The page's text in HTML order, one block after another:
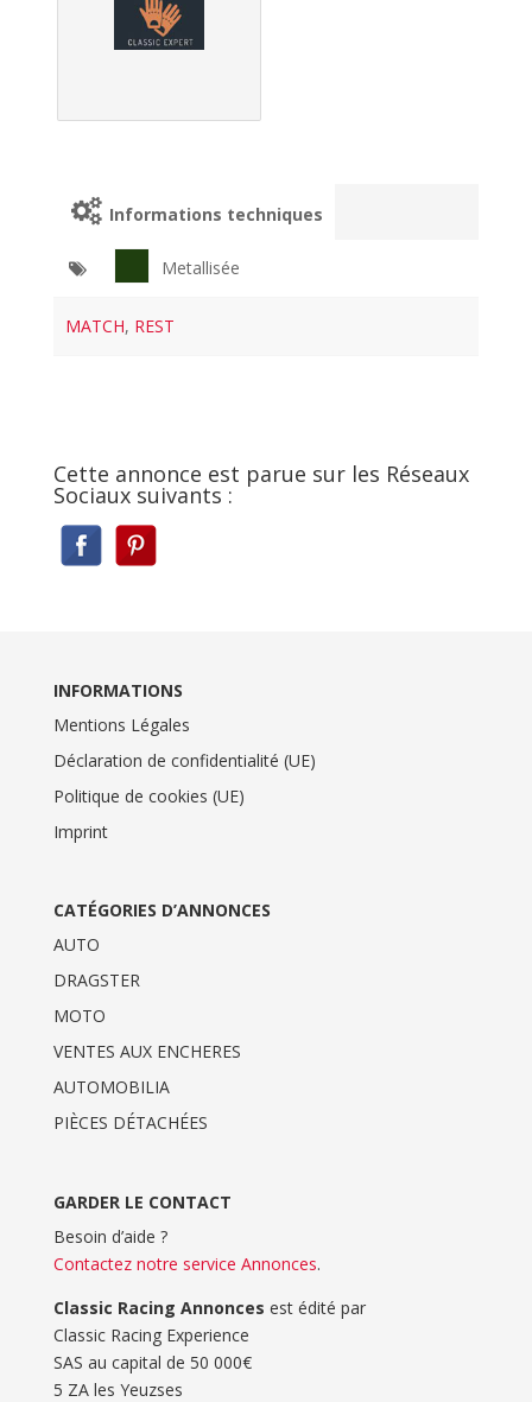
Informations techniques
Metallisée
MATCH, REST
Cette annonce est parue sur les Réseaux
Sociaux suivants :
INFORMATIONS
Mentions Légales
Déclaration de confidentialité (UE)
Politique de cookies (UE)
Imprint
CATÉGORIES D’ANNONCES
AUTO
DRAGSTER
MOTO
VENTES AUX ENCHERES
AUTOMOBILIA
PIÈCES DÉTACHÉES
GARDER LE CONTACT
Besoin d’aide ?
Contactez notre service Annonces.
Classic Racing Annonces est édité par
Classic Racing Experience
SAS au capital de 50 000€
5 ZA les Yeuzses